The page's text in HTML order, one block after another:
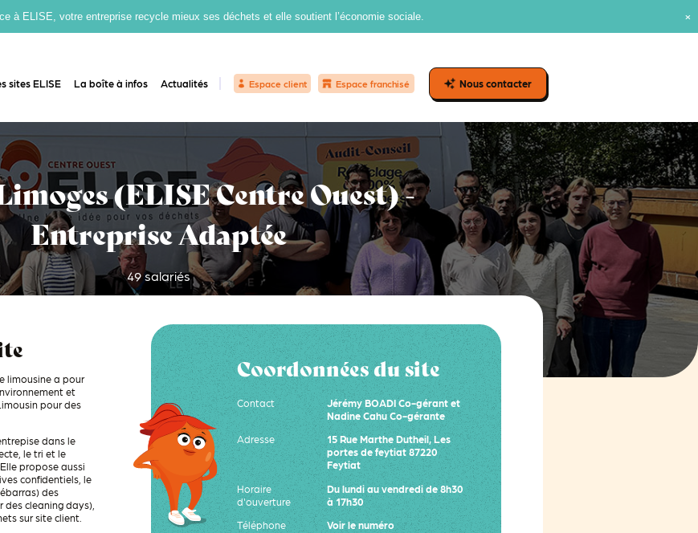
à ELISE, votre entreprise recycle mieux ses déchets et elle soutient l’économie sociale.
sites ELISE La boîte à infos Actualités Espace client Espace franchisé Nous contacter
(ELISE Centre Ouest) -
Entreprise Adaptée
49 salariés
limousine a pour
et
pour des
dans le
letri et le
. Elle propose aussi
confidentiels, le
des
des cleaning days),
sur site client.
Coordonnées du site
Contact
Jérémy BOADI Co-gérant et
Nadine Cahu Co-gérante
Adresse
15 Rue Marthe Dutheil, Les
portes de feytiat 87220
Feytiat
Horaire
d'ouverture
Du lundi au vendredi de 8h30
à 17h30
Téléphone
Voir le numéro